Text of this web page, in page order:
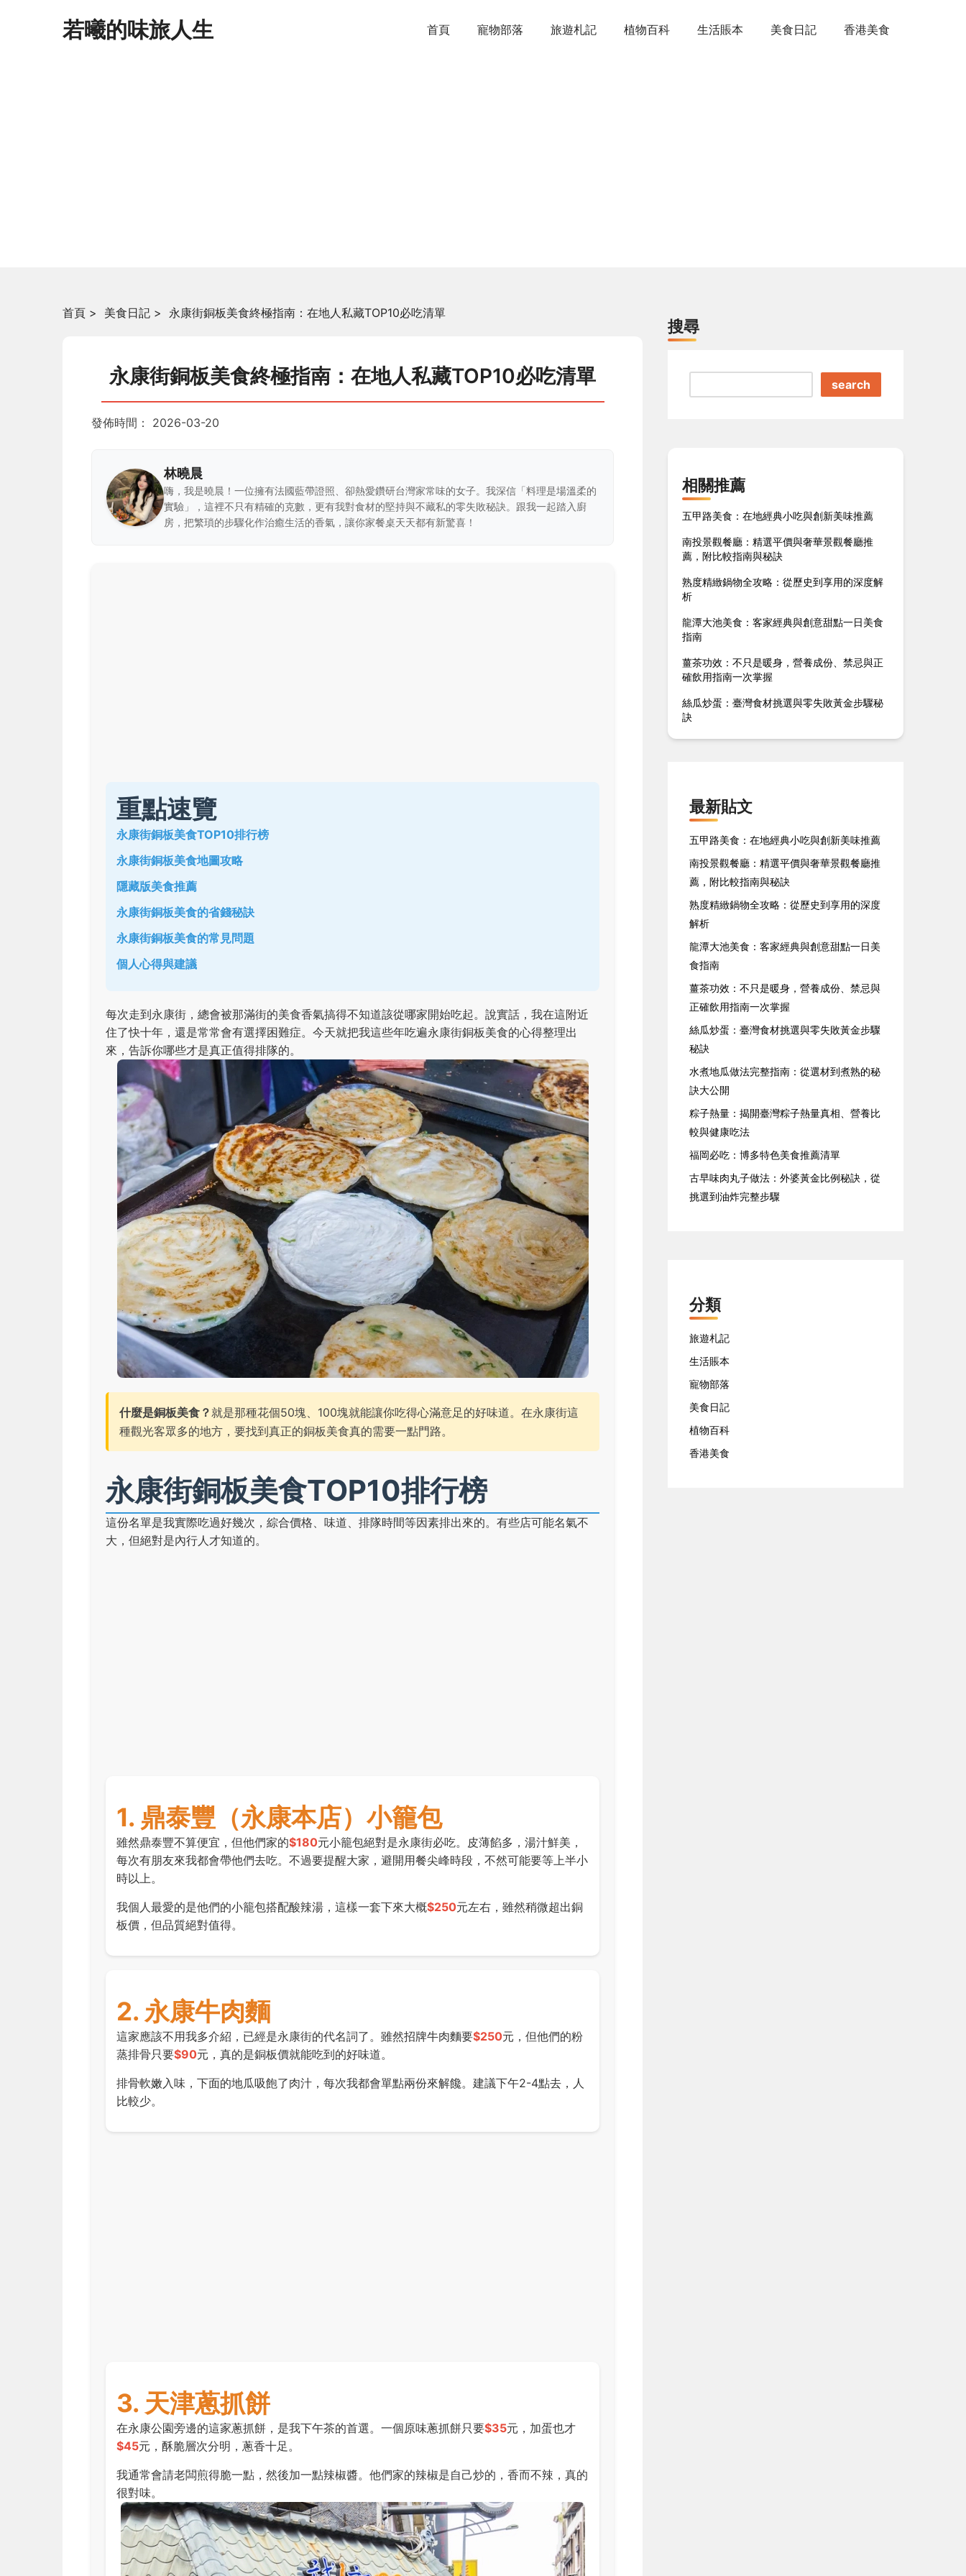
若曦的味旅人生 首頁 寵物部落 旅遊札記 植物百科 生活賬本 美食日記 香港美食
首頁 > 美食日記 > 永康街銅板美食終極指南：在地人私藏TOP10必吃清單
永康街銅板美食終極指南：在地人私藏TOP10必吃清單
發佈時間： 2026-03-20
林曉晨
嗨，我是曉晨！一位擁有法國藍帶證照、卻熱愛鑽研台灣家常味的女子。我深信「料理是場溫柔的
實驗」，這裡不只有精確的克數，更有我對食材的堅持與不藏私的零失敗秘訣。跟我一起踏入廚
房，把繁瑣的步驟化作治癒生活的香氣，讓你家餐桌天天都有新驚喜！
重點速覽
永康街銅板美食TOP10排行榜
永康街銅板美食地圖攻略
隱藏版美食推薦
永康街銅板美食的省錢秘訣
永康街銅板美食的常見問題
個人心得與建議
每次走到永康街，總會被那滿街的美食香氣搞得不知道該從哪家開始吃起。說實話，我在這附近
住了快十年，還是常常會有選擇困難症。今天就把我這些年吃遍永康街銅板美食的心得整理出
來，告訴你哪些才是真正值得排隊的。
什麼是銅板美食？就是那種花個50塊、100塊就能讓你吃得心滿意足的好味道。在永康街這
種觀光客眾多的地方，要找到真正的銅板美食真的需要一點門路。
永康街銅板美食TOP10排行榜
這份名單是我實際吃過好幾次，綜合價格、味道、排隊時間等因素排出來的。有些店可能名氣不
大，但絕對是內行人才知道的。
1. 鼎泰豐（永康本店）小籠包
雖然鼎泰豐不算便宜，但他們家的$180元小籠包絕對是永康街必吃。皮薄餡多，湯汁鮮美，
每次有朋友來我都會帶他們去吃。不過要提醒大家，避開用餐尖峰時段，不然可能要等上半小
時以上。
我個人最愛的是他們的小籠包搭配酸辣湯，這樣一套下來大概$250元左右，雖然稍微超出銅
板價，但品質絕對值得。
2. 永康牛肉麵
這家應該不用我多介紹，已經是永康街的代名詞了。雖然招牌牛肉麵要$250元，但他們的粉
蒸排骨只要$90元，真的是銅板價就能吃到的好味道。
排骨軟嫩入味，下面的地瓜吸飽了肉汁，每次我都會單點兩份來解饞。建議下午2-4點去，人
比較少。
3. 天津蔥抓餅
在永康公園旁邊的這家蔥抓餅，是我下午茶的首選。一個原味蔥抓餅只要$35元，加蛋也才
$45元，酥脆層次分明，蔥香十足。
我通常會請老闆煎得脆一點，然後加一點辣椒醬。他們家的辣椒是自己炒的，香而不辣，真的
很對味。
搜尋
search
相關推薦
五甲路美食：在地經典小吃與創新美味推薦
南投景觀餐廳：精選平價與奢華景觀餐廳推
薦，附比較指南與秘訣
熟度精緻鍋物全攻略：從歷史到享用的深度解
析
龍潭大池美食：客家經典與創意甜點一日美食
指南
薑茶功效：不只是暖身，營養成份、禁忌與正
確飲用指南一次掌握
絲瓜炒蛋：臺灣食材挑選與零失敗黃金步驟秘
訣
最新貼文
五甲路美食：在地經典小吃與創新美味推薦
南投景觀餐廳：精選平價與奢華景觀餐廳推
薦，附比較指南與秘訣
熟度精緻鍋物全攻略：從歷史到享用的深度
解析
龍潭大池美食：客家經典與創意甜點一日美
食指南
薑茶功效：不只是暖身，營養成份、禁忌與
正確飲用指南一次掌握
絲瓜炒蛋：臺灣食材挑選與零失敗黃金步驟
秘訣
水煮地瓜做法完整指南：從選材到煮熟的秘
訣大公開
粽子熱量：揭開臺灣粽子熱量真相、營養比
較與健康吃法
福岡必吃：博多特色美食推薦清單
古早味肉丸子做法：外婆黃金比例秘訣，從
挑選到油炸完整步驟
分類
旅遊札記
生活賬本
寵物部落
美食日記
植物百科
香港美食